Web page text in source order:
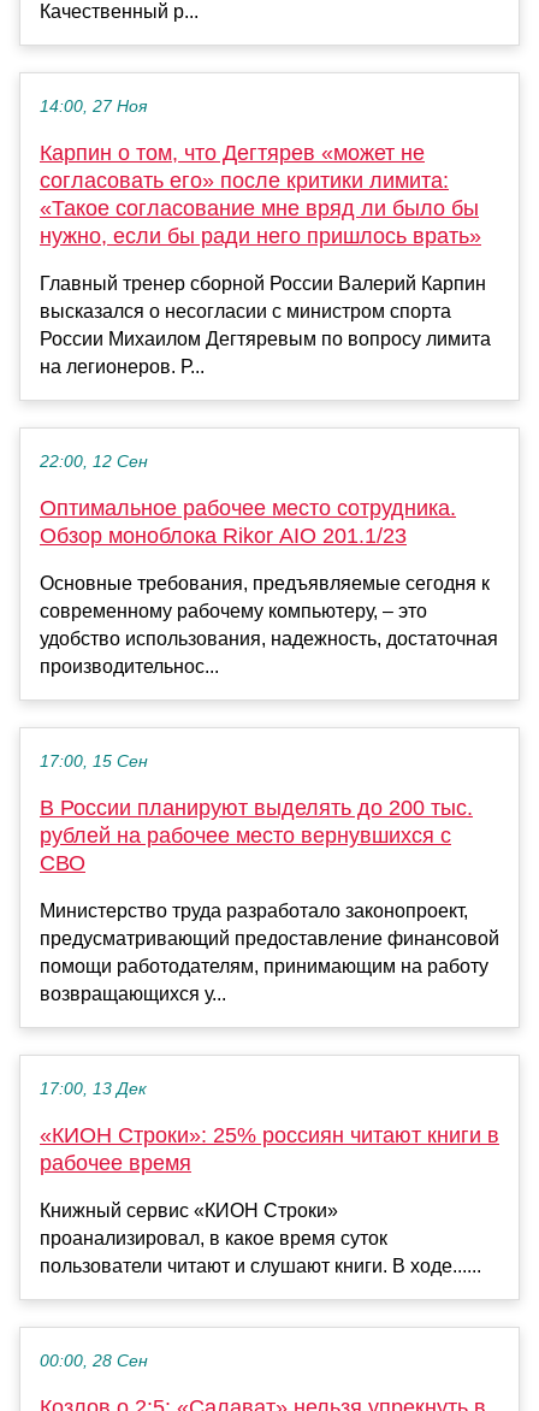
Качественный р...
14:00, 27 Ноя
Карпин о том, что Дегтярев «может не
согласовать его» после критики лимита:
«Такое согласование мне вряд ли было бы
нужно, если бы ради него пришлось врать»
Главный тренер сборной России Валерий Карпин
высказался о несогласии с министром спорта
России Михаилом Дегтяревым по вопросу лимита
на легионеров. Р...
22:00, 12 Сен
Оптимальное рабочее место сотрудника.
Обзор моноблока Rikor AIO 201.1/23
Основные требования, предъявляемые сегодня к
современному рабочему компьютеру, – это
удобство использования, надежность, достаточная
производительнос...
17:00, 15 Сен
В России планируют выделять до 200 тыс.
рублей на рабочее место вернувшихся с
СВО
Министерство труда разработало законопроект,
предусматривающий предоставление финансовой
помощи работодателям, принимающим на работу
возвращающихся у...
17:00, 13 Дек
«КИОН Строки»: 25% россиян читают книги в
рабочее время
Книжный сервис «КИОН Строки»
проанализировал, в какое время суток
пользователи читают и слушают книги. В ходе......
00:00, 28 Сен